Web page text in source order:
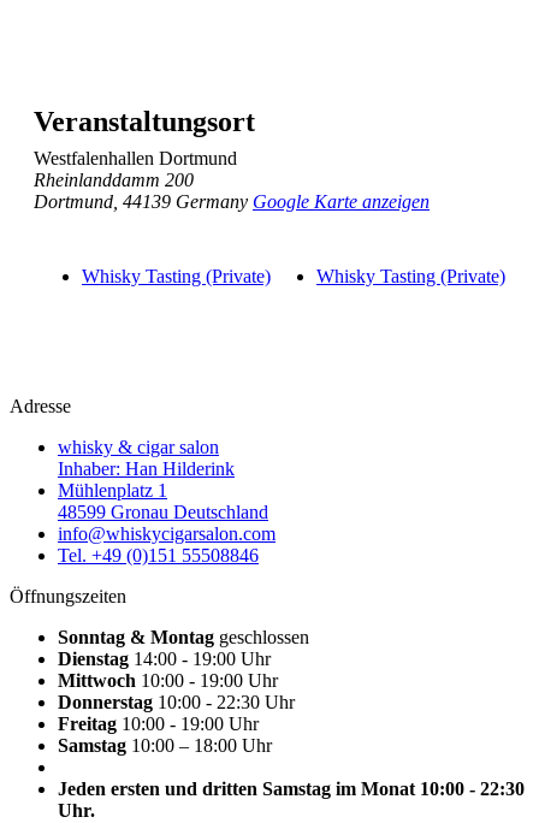
Veranstaltungsort
Westfalenhallen Dortmund
Rheinlanddamm 200
Dortmund 44139 Germany Google Karte anzeigen
Whisky Tasting (Private) Whisky Tasting (Private)
Adresse
whisky & cigar salon
Inhaber: Han Hilderink
Mühlenplatz 1
48599 Gronau Deutschland
info@whiskycigarsalon.com
Tel. +49 (0)151 55508846
Öffnungszeiten
Sonntag & Montag geschlossen
Dienstag 14:00 - 19:00 Uhr
Mittwoch 10:00 - 19:00 Uhr
Donnerstag 10:00 - 22:30 Uhr
Freitag 10:00 - 19:00 Uhr
Samstag 10:00 – 18:00 Uhr
Jeden ersten und dritten Samstag im Monat 10:00 - 22:30
Uhr.